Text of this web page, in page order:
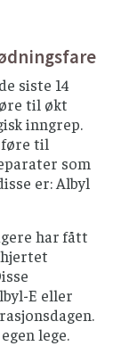
siste 14
til økt
inngrep.
føre til
som
er: Albyl
har fått
E eller
lege.